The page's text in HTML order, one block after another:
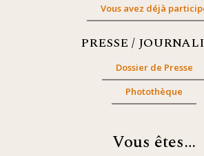
Vous avez déjà
PRESSE /
Dossier de Presse
Photothèque
Vous êtes…